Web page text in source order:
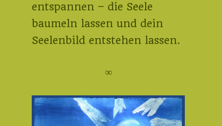
entspannen – die Seele
baumeln lassen und dein
Seelenbild entstehen lassen.
∞